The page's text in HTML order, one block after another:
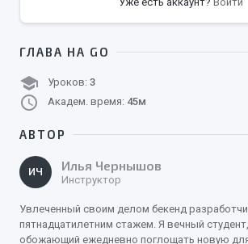
ГЛАВА НА GO
school Уроков: 3
schedule Академ. время: 45м
АВТОР
ИЧ Илья Чернышов
Инструктор
Увлеченный своим делом бекенд
пятнадцатилетним стажем. Я вечный
обожающий ежедневно поглощать новую